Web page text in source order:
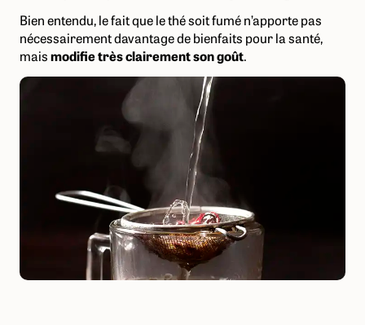
Bien entendu, le fait que le thé soit fumé n’apporte pas
nécessairement davantage de bienfaits pour la santé,
maismodifie très clairement son goût.